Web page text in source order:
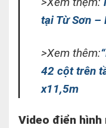
tại Từ Sơn –
>Xem thêm:
42 cột trên
x11,5m
Video điển hình